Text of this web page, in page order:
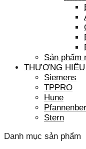
Sản phẩm
THƯƠNG HIỆU
Siemens
TPPRO
Hune
Stern
Danh mục sản phẩm